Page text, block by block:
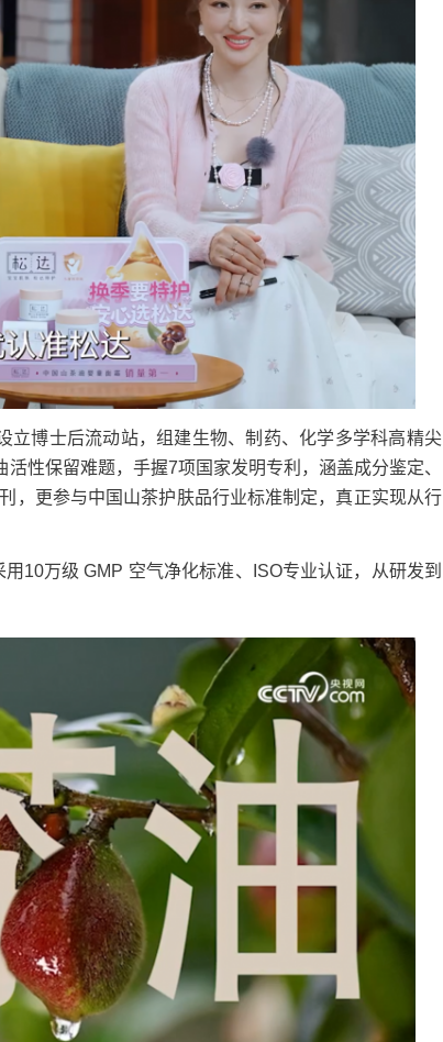
博士后流动站，组建生物、制药、化学多学科高精尖
性保留难题，手握7项国家发明专利，涵盖成分鉴定、
，更参与中国山茶护肤品行业标准制定，真正实现从行
万级 GMP 空气净化标准、ISO专业认证，从研发到